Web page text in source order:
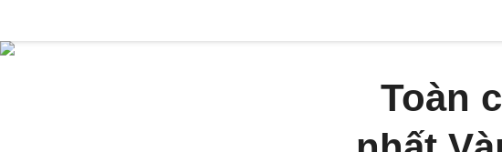
Toàn